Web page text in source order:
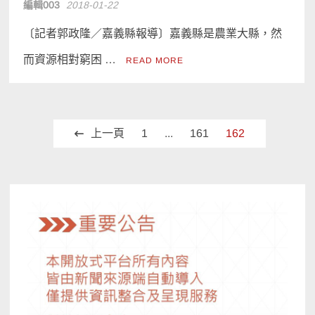
編輯003 2018-01-22
〔記者郭政隆／嘉義縣報導〕嘉義縣是農業大縣，然
而資源相對窮困 … READ MORE
上一頁 1 ... 161 162